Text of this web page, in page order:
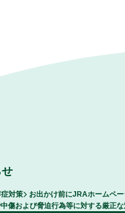
対策
お出かけ前にJRAホームペ
傷および脅迫行為等に対する厳正